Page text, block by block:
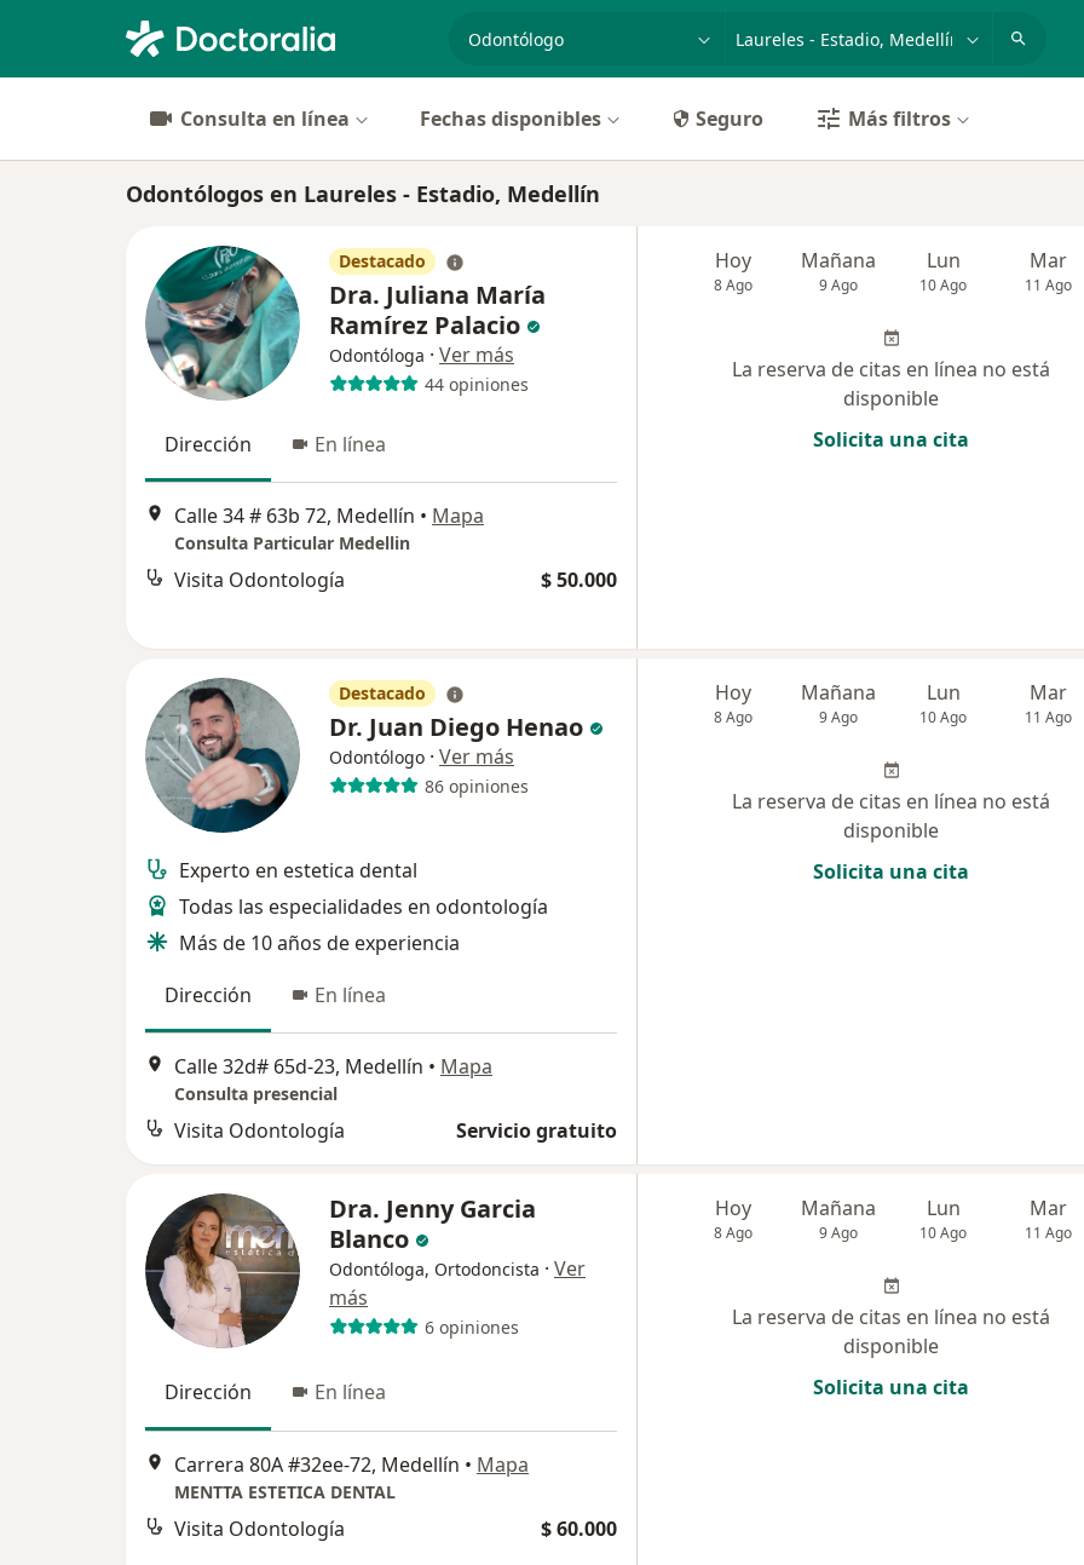
especialidad, enfermedad o nombre
Consulta en línea Fechas disponibles Seguro Más filtros
Odontólogos en Laureles - Estadio, Medellín
Destacado
Dra. Juliana María
Ramírez Palacio
Odontóloga · Ver más
44 opiniones
Dirección En línea
Calle 34 # 63b 72, Medellín • Mapa
Consulta Particular Medellin
Visita Odontología $ 50.000
Hoy
8 Ago
Mañana
9 Ago
Lun
10 Ago
Mar
11 Ago
La reserva de citas en línea no está
disponible
Solicita una cita
Destacado
Dr. Juan Diego Henao
Odontólogo · Ver más
86 opiniones
Experto en estetica dental
Todas las especialidades en odontología
Más de 10 años de experiencia
Dirección
En línea
Calle 32d# 65d-23, Medellín • Mapa
Consulta presencial
Visita Odontología Servicio gratuito
Hoy
8 Ago
Mañana
9 Ago
Lun
10 Ago
Mar
11 Ago
La reserva de citas en línea no está
disponible
Solicita una cita
Dra. Jenny Garcia
Blanco
Odontóloga, Ortodoncista · Ver
más
6 opiniones
Dirección En línea
Carrera 80A #32ee-72, Medellín • Mapa
MENTTA ESTETICA DENTAL
Visita Odontología $ 60.000
Hoy
8 Ago
Mañana
9 Ago
Lun
10 Ago
Mar
11 Ago
La reserva de citas en línea no está
disponible
Solicita una cita